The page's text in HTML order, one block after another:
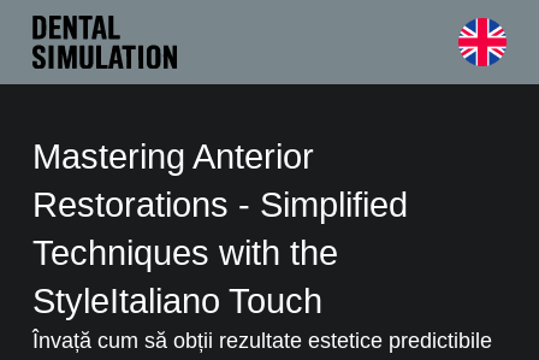
Mastering Anterior
Restorations - Simplified
Techniques with the
StyleItaliano Touch
Învață cum să obții rezultate estetice predictibile